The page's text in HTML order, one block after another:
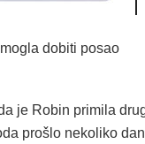
dobiti posao
je Robin primila
prošlo nekoliko